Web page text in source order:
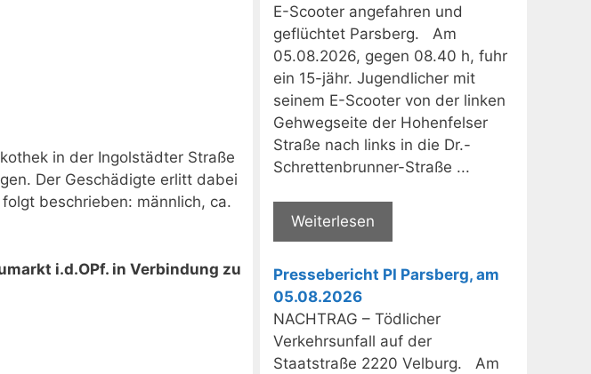
in der Ingolstädter Straße
Der Geschädigte erlitt dabei
beschrieben: männlich, ca.
i.d.OPf. in Verbindung zu
E-Scooter angefahren und
geflüchtet Parsberg. Am
05.08.2026, gegen 08.40 h, fuhr
ein 15-jähr. Jugendlicher mit
seinem E-Scooter von der linken
Gehwegseite der Hohenfelser
Straße nach links in die Dr.-
Schrettenbrunner-Straße ...
Weiterlesen
Pressebericht PI Parsberg, am
05.08.2026
NACHTRAG – Tödlicher
Verkehrsunfall auf der
Staatstraße 2220 Velburg. Am